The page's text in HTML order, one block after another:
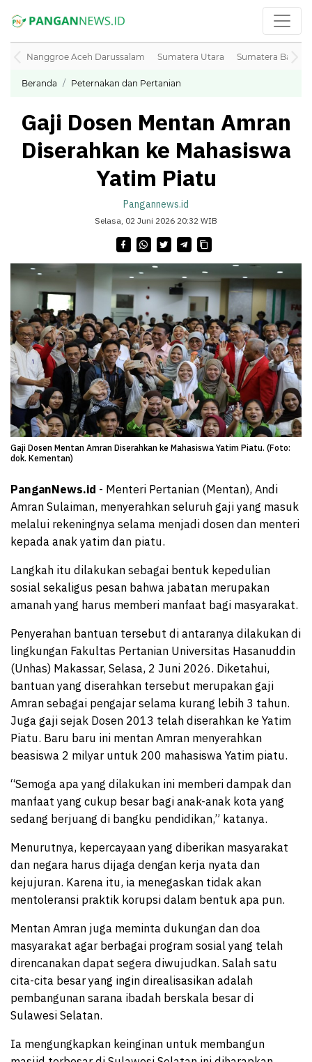
Nanggroe Aceh Darussalam Sumatera Utara Sumatera Barat
Beranda Peternakan dan Pertanian
Gaji Dosen Mentan Amran
Diserahkan ke Mahasiswa
Yatim Piatu
Pangannews.id
Selasa, 02 Juni 2026 20:32 WIB
Gaji Dosen Mentan Amran Diserahkan ke Mahasiswa Yatim Piatu. (Foto:
dok. Kementan)
PanganNews.id - Menteri Pertanian (Mentan), Andi
Amran Sulaiman, menyerahkan seluruh gaji yang masuk
melalui rekeningnya selama menjadi dosen dan menteri
kepada anak yatim dan piatu.
Langkah itu dilakukan sebagai bentuk kepedulian
sosial sekaligus pesan bahwa jabatan merupakan
amanah yang harus memberi manfaat bagi masyarakat.
Penyerahan bantuan tersebut di antaranya dilakukan di
lingkungan Fakultas Pertanian Universitas Hasanuddin
(Unhas) Makassar, Selasa, 2 Juni 2026. Diketahui,
bantuan yang diserahkan tersebut merupakan gaji
Amran sebagai pengajar selama kurang lebih 3 tahun.
Juga gaji sejak Dosen 2013 telah diserahkan ke Yatim
Piatu. Baru baru ini mentan Amran menyerahkan
beasiswa 2 milyar untuk 200 mahasiswa Yatim piatu.
“Semoga apa yang dilakukan ini memberi dampak dan
manfaat yang cukup besar bagi anak-anak kota yang
sedang berjuang di bangku pendidikan,” katanya.
Menurutnya, kepercayaan yang diberikan masyarakat
dan negara harus dijaga dengan kerja nyata dan
kejujuran. Karena itu, ia menegaskan tidak akan
mentoleransi praktik korupsi dalam bentuk apa pun.
Mentan Amran juga meminta dukungan dan doa
masyarakat agar berbagai program sosial yang telah
direncanakan dapat segera diwujudkan. Salah satu
cita-cita besar yang ingin direalisasikan adalah
pembangunan sarana ibadah berskala besar di
Sulawesi Selatan.
Ia mengungkapkan keinginan untuk membangun